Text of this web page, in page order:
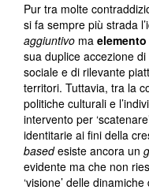
Pur tra molte
si fa sempre più strada
aggiuntivo ma
sua duplice accezione
sociale e di rilevante
territori. Tuttavia, tra la
politiche culturali e
intervento per
identitarie ai fini della
basedesiste ancora un
evidente ma che non
‘visione’ delle